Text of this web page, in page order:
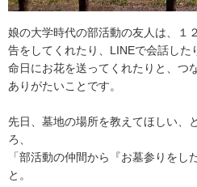
娘の大学時代の部活動の友人は、１
告をしてくれたり、LINEで会話した
命日にお花を送ってくれたりと、つ
ありがたいことです。
先日、墓地の場所を教えてほしい、
ろ、
「部活動の仲間から『お墓参りをし
と。